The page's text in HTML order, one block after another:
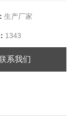
处理后的污水可
生产厂家
1343
系我们